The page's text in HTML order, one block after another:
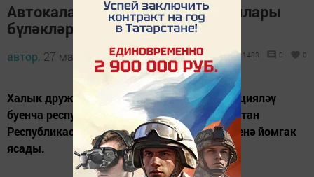
Автокаланың халык дружиначылары
бүләкләргә ия булды
автор, 27 март 2019 - 14:38 1483 0 0
Халык дружиналары эшчәнлеген координацияләү
буенча республика штабы 2018 елда Татарстан
Республикасы халык дружиналарының эшенә йомгак
ясады.